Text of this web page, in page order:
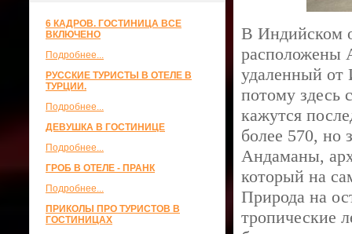
6 КАДРОВ. ГОСТИНИЦА ВСЕ
ВКЛЮЧЕНО
Подробнее...
РУССКИЕ ТУРИСТЫ В ОТЕЛЕ В
ТУРЦИИ.
Подробнее...
ДЕВУШКА В ГОСТИНИЦЕ
Подробнее...
ГРОБ В ОТЕЛЕ - ПРАНК
Подробнее...
ПРИКОЛЫ ПРО ТУРИСТОВ В
ГОСТИНИЦАХ
В Индийском
расположены
удаленный от
потому здесь
кажутся
более 570, но
Андаманы,
который на
Природа на
тропические